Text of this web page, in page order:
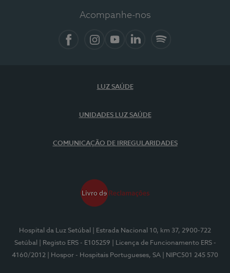
Acompanhe-nos
LUZ SAÚDE
UNIDADES LUZ SAÚDE
COMUNICAÇÃO DE IRREGULARIDADES
Hospital da Luz Setúbal
| Estrada Nacional 10, km 37, 2900-722
Setúbal
| Registo ERS - E105259
| Licença de Funcionamento ERS -
4160/2012
| Hospor - Hospitais Portugueses, SA | NIPC501 245 570